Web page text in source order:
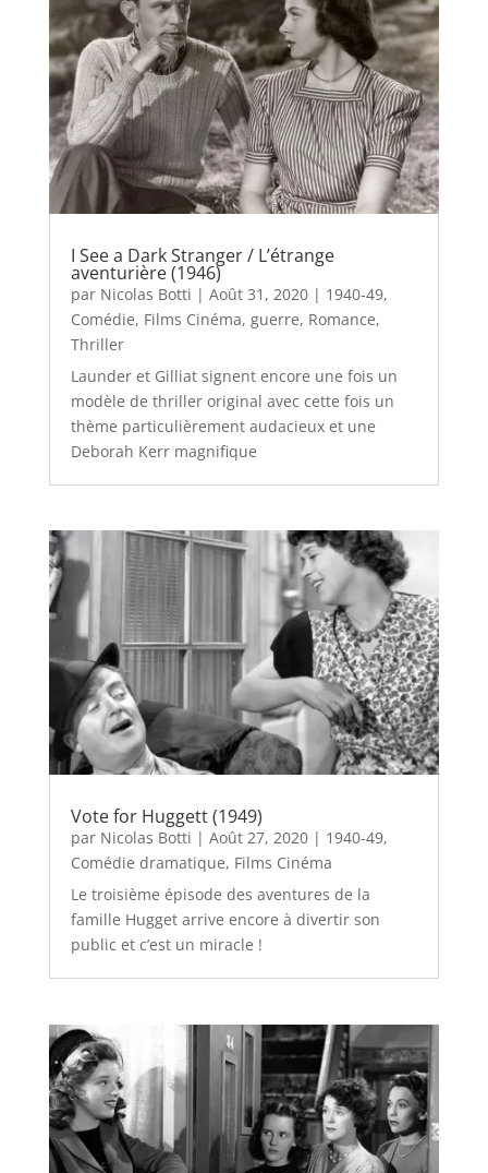
I See a Dark Stranger / L’étrange
aventurière (1946)
par Nicolas Botti | Août 31, 2020| 1940-49,
Comédie, Films Cinéma, guerre, Romance,
Thriller
Launder et Gilliat signent encore une fois un
modèle de thriller original avec cette fois un
thème particulièrement audacieux et une
Deborah Kerr magnifique
Vote for Huggett (1949)
par Nicolas Botti | Août 27, 2020| 1940-49,
Comédie dramatique, Films Cinéma
Le troisième épisode des aventures de la
famille Hugget arrive encore à divertir son
public et c’est un miracle !